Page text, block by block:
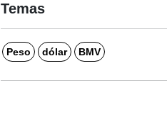
Temas
Peso dólar BMV